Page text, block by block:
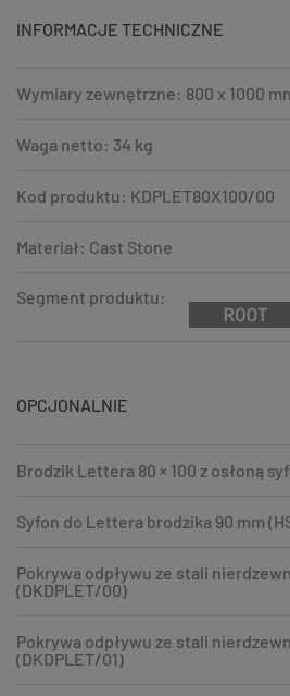
INFORMACJE TECHNICZNE
Wymiary zewnętrzne: 800 x 1000
Waga netto: 34 kg
Kod produktu: KDPLET80X100/00
Materiał: Cast Stone
Segment produktu:
OPCJONALNIE
Brodzik Lettera 80 × 100 z osłoną
Syfon do Lettera brodzika 90 mm
Pokrywa odpływu ze stali
(DKDPLET/00)
Pokrywa odpływu ze stali
(DKDPLET/01)